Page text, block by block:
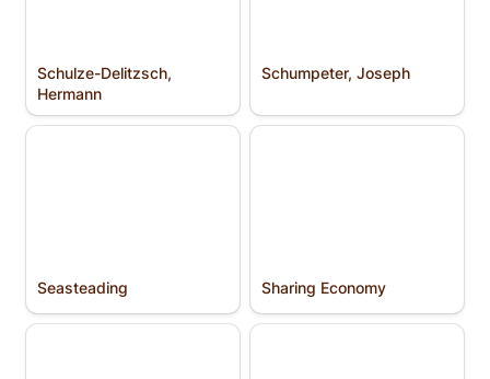
Schulze-Delitzsch,
Hermann
Schumpeter, Joseph
Seasteading
Seasteading
Sharing Economy
Sharing Economy
Smith, Adam Sozialismus